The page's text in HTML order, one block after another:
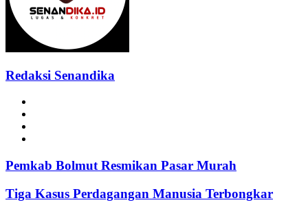
Redaksi Senandika
Pemkab Bolmut Resmikan Pasar Murah
Tiga Kasus Perdagangan Manusia Terbongkar